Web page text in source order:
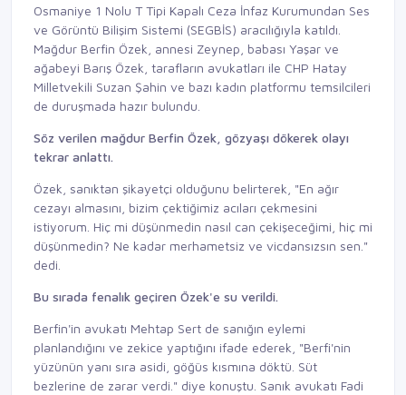
Osmaniye 1 Nolu T Tipi Kapalı Ceza İnfaz Kurumundan Ses
ve Görüntü Bilişim Sistemi (SEGBİS) aracılığıyla katıldı.
Mağdur Berfin Özek, annesi Zeynep, babası Yaşar ve
ağabeyi Barış Özek, tarafların avukatları ile CHP Hatay
Milletvekili Suzan Şahin ve bazı kadın platformu temsilcileri
de duruşmada hazır bulundu.
Söz verilen mağdur Berfin Özek, gözyaşı dökerek olayı
tekrar anlattı.
Özek, sanıktan şikayetçi olduğunu belirterek, "En ağır
cezayı almasını, bizim çektiğimiz acıları çekmesini
istiyorum. Hiç mi düşünmedin nasıl can çekişeceğimi, hiç mi
düşünmedin? Ne kadar merhametsiz ve vicdansızsın sen."
dedi.
Bu sırada fenalık geçiren Özek'e su verildi.
Berfin'in avukatı Mehtap Sert de sanığın eylemi
planlandığını ve zekice yaptığını ifade ederek, "Berfi'nin
yüzünün yanı sıra asidi, göğüs kısmına döktü. Süt
bezlerine de zarar verdi." diye konuştu. Sanık avukatı Fadi